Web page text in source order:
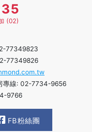
(02)
77349823
77349826
專線: 02-7734-9656
9766
FB粉絲團